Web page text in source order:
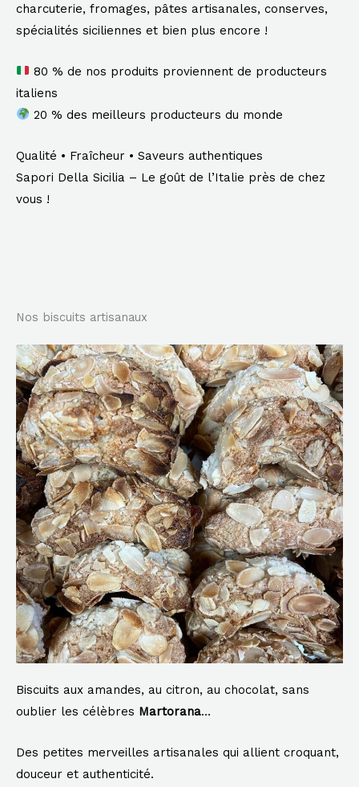
charcuterie, fromages, pâtes artisanales, conserves,
spécialités siciliennes et bien plus encore !
80 % de nos produits proviennent de producteurs
italiens
20 % des meilleurs producteurs du monde
Qualité • Fraîcheur • Saveurs authentiques
Sapori Della Sicilia – Le goût de l’Italie près de chez
vous !
Nos biscuits artisanaux
Biscuits aux amandes, au citron, au chocolat, sans
oublier les célèbres Martorana…
Des petites merveilles artisanales qui allient croquant,
douceur et authenticité.